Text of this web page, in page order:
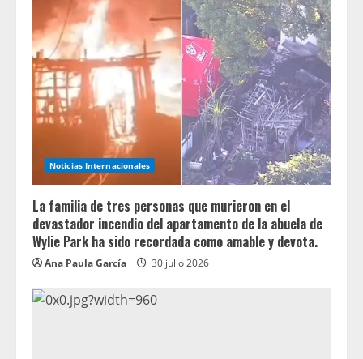
Noticias Internacionales
La familia de tres personas que murieron en el
devastador incendio del apartamento de la abuela de
Wylie Park ha sido recordada como amable y devota.
Ana Paula García 30 julio 2026